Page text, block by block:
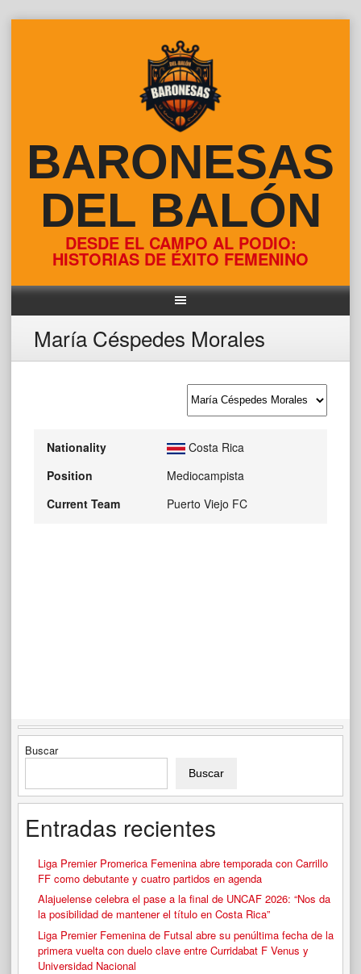
BARONESAS
DEL BALÓN
DESDE EL CAMPO AL PODIO:
HISTORIAS DE ÉXITO FEMENINO
María Céspedes Morales
Nationality
Costa Rica
Position
Mediocampista
Current Team
Puerto Viejo FC
Buscar
Buscar
Entradas recientes
Liga Premier Promerica Femenina abre temporada con Carrillo
FF como debutante y cuatro partidos en agenda
Alajuelense celebra el pase a la final de UNCAF 2026: “Nos da
la posibilidad de mantener el título en Costa Rica”
Liga Premier Femenina de Futsal abre su penúltima fecha de la
primera vuelta con duelo clave entre Curridabat F Venus y
Universidad Nacional